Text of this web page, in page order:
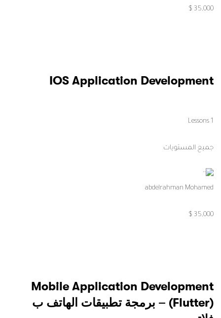
35,000 $
IOS Application Development
1 Lessons
جميع المستويات
abdelrahman Mohamed
35,000 $
Mobile Application Development
(Flutter) – برمجة تطبيقات الهاتف ب